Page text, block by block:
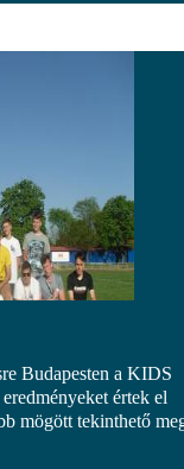
Budapesten a KIDS
értek el
mögött tekinthető